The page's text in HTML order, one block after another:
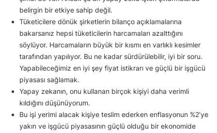
belirgin bir etkiye sahip değil.
Tüketicilere dönük şirketlerin bilanço açıklamalarına
bakarsanız hepsi tüketicilerin harcamaları azalttığını
söylüyor. Harcamaların büyük bir kısmı en varlıklı kesimler
tarafından yapılıyor. Bu ne kadar sürdürülebilir, iyi bir soru.
Yapabileceğimiz en iyi şey fiyat istikrarı ve güçlü bir işgücü
piyasası sağlamak.
Yapay zekanın, onu kullanan birçok kişiyi daha verimli
kıldığını düşünüyorum.
Bu işi yerimi alacak kişiye teslim ederken enflasyonun %2’ye
yakın ve işgücü piyasasının güçlü olduğu bir ekonomide